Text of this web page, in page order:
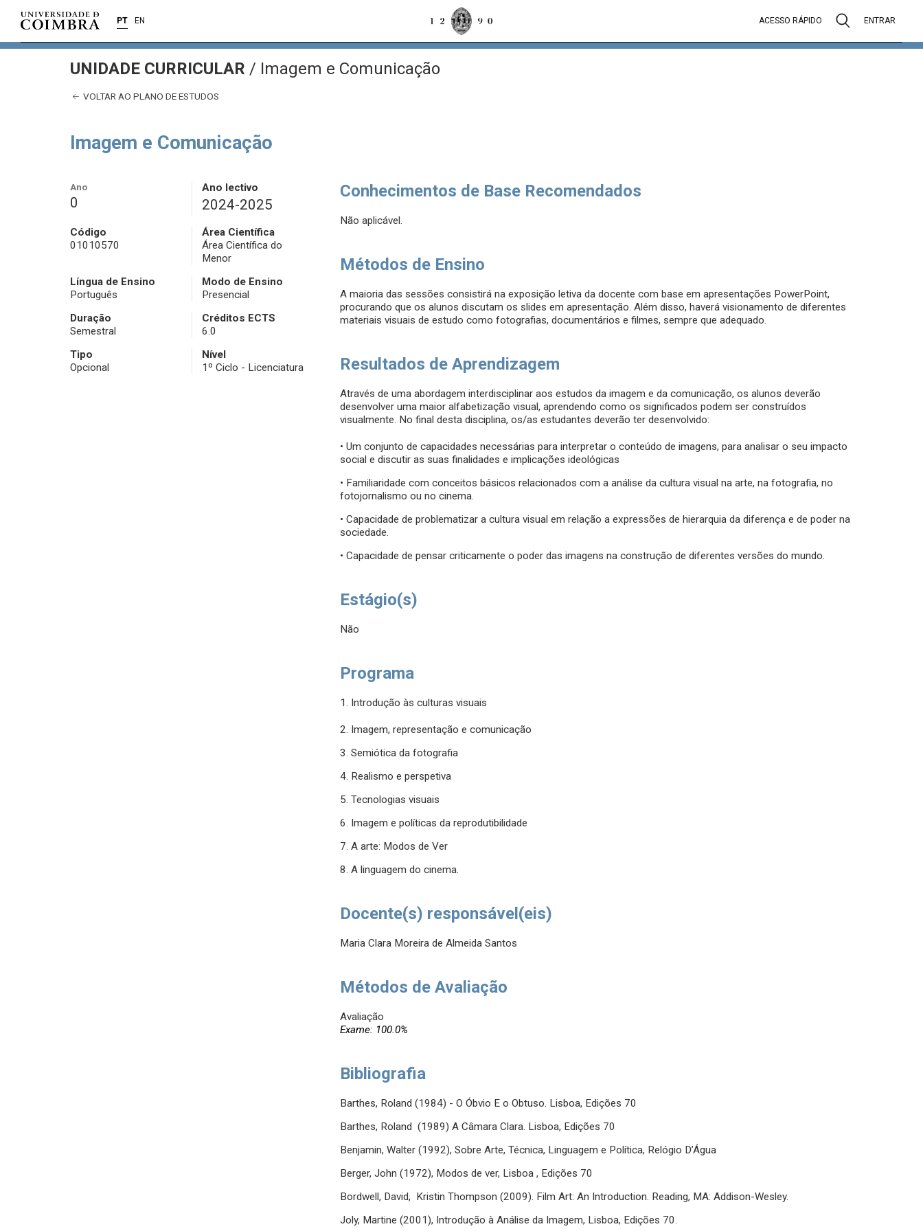
PT EN ACESSO RÁPIDO ENTRAR
UNIDADE CURRICULAR / Imagem e Comunicação
VOLTAR AO PLANO DE ESTUDOS
Imagem e Comunicação
Ano
0
Ano lectivo
2024-2025
Código
01010570
Área Científica
Área Científica do
Menor
Língua de Ensino
Português
Modo de Ensino
Presencial
Duração
Semestral
Créditos ECTS
6.0
Tipo
Opcional
Nível
1º Ciclo - Licenciatura
Conhecimentos de Base Recomendados
Não aplicável.
Métodos de Ensino
A maioria das sessões consistirá na exposição letiva da docente com base em apresentações PowerPoint,
procurando que os alunos discutam os slides em apresentação. Além disso, haverá visionamento de diferentes
materiais visuais de estudo como fotografias, documentários e filmes, sempre que adequado.
Resultados de Aprendizagem
Através de uma abordagem interdisciplinar aos estudos da imagem e da comunicação, os alunos deverão
desenvolver uma maior alfabetização visual, aprendendo como os significados podem ser construídos
visualmente. No final desta disciplina, os/as estudantes deverão ter desenvolvido:
• Um conjunto de capacidades necessárias para interpretar o conteúdo de imagens, para analisar o seu impacto
social e discutir as suas finalidades e implicações ideológicas
• Familiaridade com conceitos básicos relacionados com a análise da cultura visual na arte, na fotografia, no
fotojornalismo ou no cinema.
• Capacidade de problematizar a cultura visual em relação a expressões de hierarquia da diferença e de poder na
sociedade.
• Capacidade de pensar criticamente o poder das imagens na construção de diferentes versões do mundo.
Estágio(s)
Não
Programa
1. Introdução às culturas visuais
2. Imagem, representação e comunicação
3. Semiótica da fotografia
4. Realismo e perspetiva
5. Tecnologias visuais
6. Imagem e políticas da reprodutibilidade
7. A arte: Modos de Ver
8. A linguagem do cinema.
Docente(s) responsável(eis)
Maria Clara Moreira de Almeida Santos
Métodos de Avaliação
Avaliação
Exame: 100.0%
Bibliografia
Barthes, Roland (1984) - O Óbvio E o Obtuso. Lisboa, Edições 70
Barthes, Roland (1989) A Câmara Clara. Lisboa, Edições 70
Benjamin, Walter (1992), Sobre Arte, Técnica, Linguagem e Política, Relógio D’Água
Berger, John (1972), Modos de ver, Lisboa , Edições 70
Bordwell, David, Kristin Thompson (2009). Film Art: An Introduction. Reading, MA: Addison-Wesley.
Joly, Martine (2001), Introdução à Análise da Imagem, Lisboa, Edições 70.